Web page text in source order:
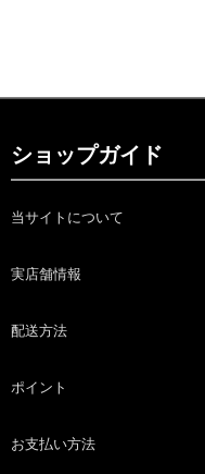
ショップガイド
当サイトについて
実店舗情報
配送方法
ポイント
お支払い方法